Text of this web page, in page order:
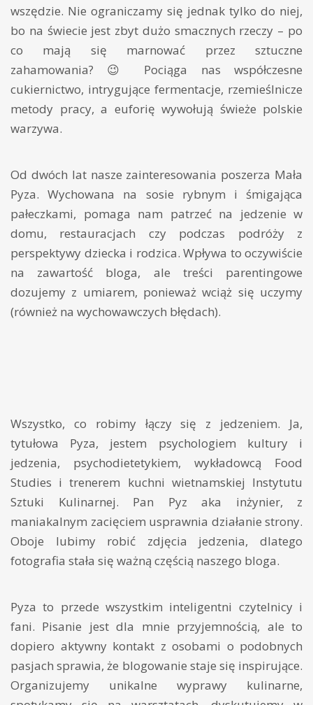
wszędzie. Nie ograniczamy się jednak tylko do niej,
bo na świecie jest zbyt dużo smacznych rzeczy – po
co mają się marnować przez sztuczne
zahamowania? 😉 Pociąga nas współczesne
cukiernictwo, intrygujące fermentacje, rzemieślnicze
metody pracy, a euforię wywołują świeże polskie
warzywa.
Od dwóch lat nasze zainteresowania poszerza Mała
Pyza. Wychowana na sosie rybnym i śmigająca
pałeczkami, pomaga nam patrzeć na jedzenie w
domu, restauracjach czy podczas podróży z
perspektywy dziecka i rodzica. Wpływa to oczywiście
na zawartość bloga, ale treści parentingowe
dozujemy z umiarem, ponieważ wciąż się uczymy
(również na wychowawczych błędach).
Wszystko, co robimy łączy się z jedzeniem. Ja,
tytułowa Pyza, jestem psychologiem kultury i
jedzenia, psychodietetykiem, wykładowcą Food
Studies i trenerem kuchni wietnamskiej Instytutu
Sztuki Kulinarnej. Pan Pyz aka inżynier, z
maniakalnym zacięciem usprawnia działanie strony.
Oboje lubimy robić zdjęcia jedzenia, dlatego
fotografia stała się ważną częścią naszego bloga.
Pyza to przede wszystkim inteligentni czytelnicy i
fani. Pisanie jest dla mnie przyjemnością, ale to
dopiero aktywny kontakt z osobami o podobnych
pasjach sprawia, że blogowanie staje się inspirujące.
Organizujemy unikalne wyprawy kulinarne,